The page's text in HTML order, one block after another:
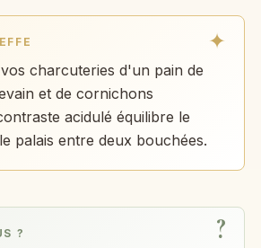
charcuteries d'un pain de
et de cornichons
acidulé équilibre le
palais entre deux bouchées.
?